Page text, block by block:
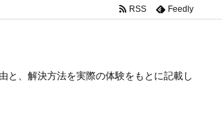
RSS Feedly
と、解決方法を実際の体験をもとに記載し